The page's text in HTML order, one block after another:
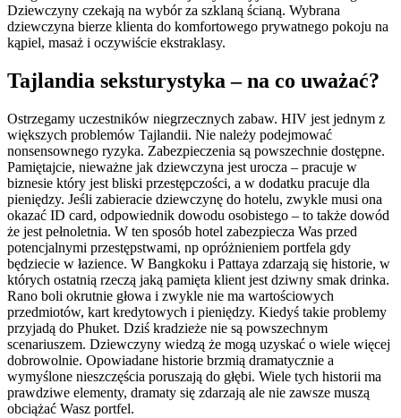
Dziewczyny czekają na wybór za szklaną ścianą. Wybrana
dziewczyna bierze klienta do komfortowego prywatnego pokoju na
kąpiel, masaż i oczywiście ekstraklasy.
Tajlandia seksturystyka – na co uważać?
Ostrzegamy uczestników niegrzecznych zabaw. HIV jest jednym z
większych problemów Tajlandii. Nie należy podejmować
nonsensownego ryzyka. Zabezpieczenia są powszechnie dostępne.
Pamiętajcie, nieważne jak dziewczyna jest urocza – pracuje w
biznesie który jest bliski przestępczości, a w dodatku pracuje dla
pieniędzy. Jeśli zabieracie dziewczynę do hotelu, zwykle musi ona
okazać ID card, odpowiednik dowodu osobistego – to także dowód
że jest pełnoletnia. W ten sposób hotel zabezpiecza Was przed
potencjalnymi przestępstwami, np opróżnieniem portfela gdy
będziecie w łazience. W Bangkoku i Pattaya zdarzają się historie, w
których ostatnią rzeczą jaką pamięta klient jest dziwny smak drinka.
Rano boli okrutnie głowa i zwykle nie ma wartościowych
przedmiotów, kart kredytowych i pieniędzy. Kiedyś takie problemy
przyjadą do Phuket. Dziś kradzieże nie są powszechnym
scenariuszem. Dziewczyny wiedzą że mogą uzyskać o wiele więcej
dobrowolnie. Opowiadane historie brzmią dramatycznie a
wymyślone nieszczęścia poruszają do głębi. Wiele tych historii ma
prawdziwe elementy, dramaty się zdarzają ale nie zawsze muszą
obciążać Wasz portfel.